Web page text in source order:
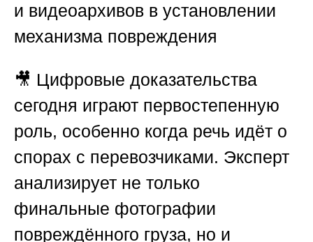
и видеоархивов в установлении
механизма повреждения
🎥 Цифровые доказательства
сегодня играют первостепенную
роль, особенно когда речь идёт о
спорах с перевозчиками. Эксперт
анализирует не только
финальные фотографии
повреждённого груза, но и